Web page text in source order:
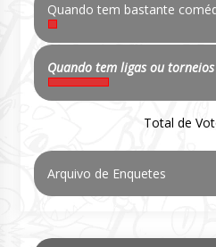
Quando tem bastante
Quando tem ligas ou torneios
Total de
Arquivo de Enquetes